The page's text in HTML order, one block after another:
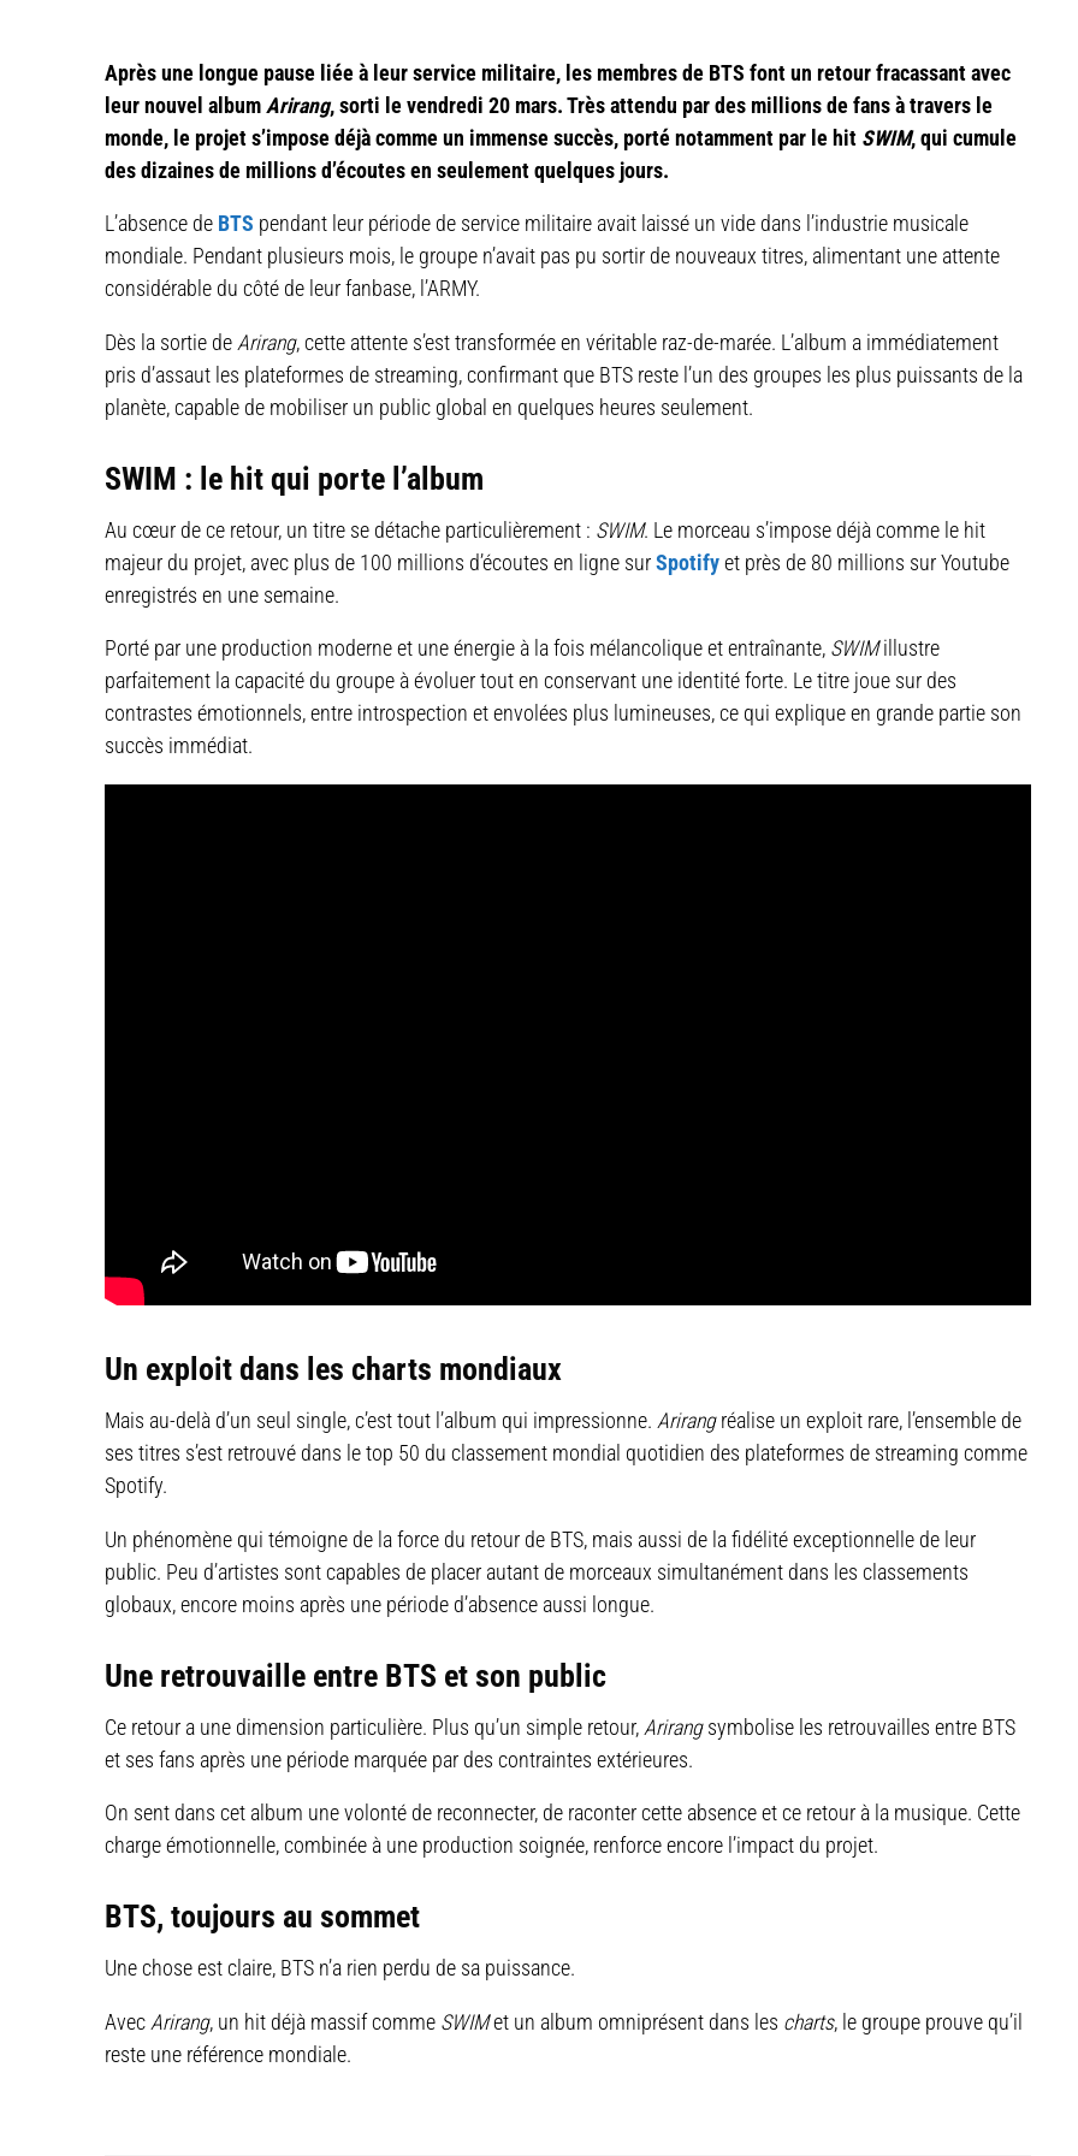
Après une longue pause liée à leur service militaire, les membres de BTS font un retour fracassant avec
leur nouvel album Arirang, sorti le vendredi 20 mars. Très attendu par des millions de fans à travers le
monde, le projet s’impose déjà comme un immense succès, porté notamment par le hit SWIM, qui cumule
des dizaines de millions d’écoutes en seulement quelques jours.
L’absence de BTS pendant leur période de service militaire avait laissé un vide dans l’industrie musicale
mondiale. Pendant plusieurs mois, le groupe n’avait pas pu sortir de nouveaux titres, alimentant une attente
considérable du côté de leur fanbase, l’ARMY.
Dès la sortie de Arirang, cette attente s’est transformée en véritable raz-de-marée. L’album a immédiatement
pris d’assaut les plateformes de streaming, confirmant que BTS reste l’un des groupes les plus puissants de la
planète, capable de mobiliser un public global en quelques heures seulement.
SWIM : le hit qui porte l’album
Au cœur de ce retour, un titre se détache particulièrement : SWIM. Le morceau s’impose déjà comme le hit
majeur du projet, avec plus de 100 millions d’écoutes en ligne sur Spotify et près de 80 millions sur Youtube
enregistrés en une semaine.
Porté par une production moderne et une énergie à la fois mélancolique et entraînante, SWIMillustre
parfaitement la capacité du groupe à évoluer tout en conservant une identité forte. Le titre joue sur des
contrastes émotionnels, entre introspection et envolées plus lumineuses, ce qui explique en grande partie son
succès immédiat.
Un exploit dans les charts mondiaux
Mais au-delà d’un seul single, c’est tout l’album qui impressionne. Arirangréalise un exploit rare, l’ensemble de
ses titres s’est retrouvé dans le top 50 du classement mondial quotidien des plateformes de streaming comme
Spotify.
Un phénomène qui témoigne de la force du retour de BTS, mais aussi de la fidélité exceptionnelle de leur
public. Peu d’artistes sont capables de placer autant de morceaux simultanément dans les classements
globaux, encore moins après une période d’absence aussi longue.
Une retrouvaille entre BTS et son public
Ce retour a une dimension particulière. Plus qu’un simple retour, Arirangsymbolise les retrouvailles entre BTS
et ses fans après une période marquée par des contraintes extérieures.
On sent dans cet album une volonté de reconnecter, de raconter cette absence et ce retour à la musique. Cette
charge émotionnelle, combinée à une production soignée, renforce encore l’impact du projet.
BTS, toujours au sommet
Une chose est claire, BTS n’a rien perdu de sa puissance.
Avec Arirang, un hit déjà massif comme SWIMet un album omniprésent dans les charts, le groupe prouve qu’il
reste une référence mondiale.